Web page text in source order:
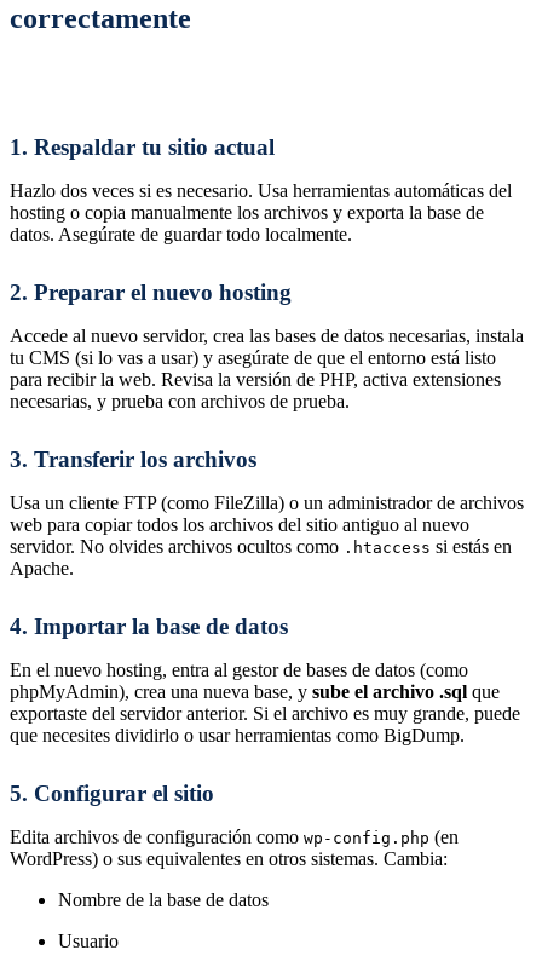
correctamente
1. Respaldar tu sitio actual
Hazlo dos veces si es necesario. Usa herramientas automáticas del
hosting o copia manualmente los archivos y exporta la base de
datos. Asegúrate de guardar todo localmente.
2. Preparar el nuevo hosting
Accede al nuevo servidor, crea las bases de datos necesarias, instala
tu CMS (si lo vas a usar) y asegúrate de que el entorno está listo
para recibir la web. Revisa la versión de PHP, activa extensiones
necesarias, y prueba con archivos de prueba.
3. Transferir los archivos
Usa un cliente FTP (como FileZilla) o un administrador de archivos
web para copiar todos los archivos del sitio antiguo al nuevo
servidor. No olvides archivos ocultos como .htaccess si estás en
Apache.
4. Importar la base de datos
En el nuevo hosting, entra al gestor de bases de datos (como
phpMyAdmin), crea una nueva base, y sube el archivo .sql que
exportaste del servidor anterior. Si el archivo es muy grande, puede
que necesites dividirlo o usar herramientas como BigDump.
5. Configurar el sitio
Edita archivos de configuración como wp-config.php (en
WordPress) o sus equivalentes en otros sistemas. Cambia:
Nombre de la base de datos
Usuario